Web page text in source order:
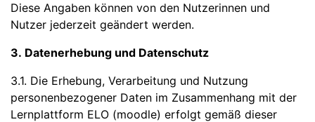
Diese Angaben können von den Nutzerinnen und
Nutzer jederzeit geändert werden.
3. Datenerhebung und Datenschutz
3.1. Die Erhebung, Verarbeitung und Nutzung
personenbezogener Daten im Zusammenhang mit der
Lernplattform ELO (moodle) erfolgt gemäß dieser